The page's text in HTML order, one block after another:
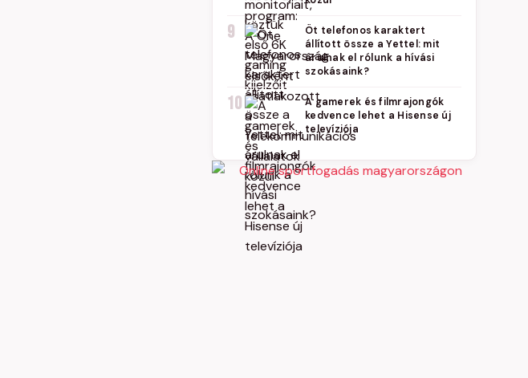
9
Öt telefonos karaktert
állított össze a Yettel: mit
árulnak el rólunk a hívási
szokásaink?
10
A gamerek és filmrajongók
kedvence lehet a Hisense új
televíziója